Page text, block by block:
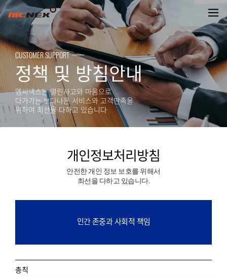
개인정보처리방침
CUSTOMER SUPPORT
정책 및 방침안내
엠씨넥스는 열린사고와 마음으로
다가가는 보다나은 서비스와 고객만족을
위하여 최선을 다하고 있습니다
개인정보처리방침
안전한 개인 정보 보호를 위해서
최선을 다하고 있습니다.
인간 존중과 사회적 책임
총칙